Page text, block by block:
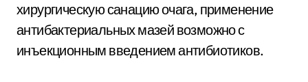
хирургическую санацию очага, применение
антибактериальных мазей возможно с
инъекционным введением антибиотиков.